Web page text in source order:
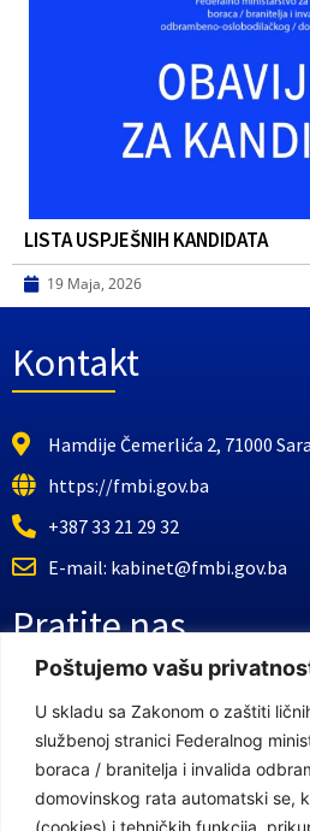
Poštujemo vašu
U skladu sa Zakonom o zaštiti
službenoj stranici Federalnog
boraca / branitelja i invalida
domovinskog rata automatski se,
(cookies) i tehničkih funkcija,
LISTA USPJEŠNIH KANDIDATA
19 Maja, 2026
Kontakt
Hamdije Čemerlića 2, 71000
https://fmbi.gov.ba
+387 33 21 29 32
E-mail: kabinet@fmbi.gov.ba
Pratite nas
Facebook Stranica
Youtube Kanal
Linkovi